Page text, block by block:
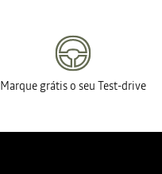
Marque grátis o seu Test-drive